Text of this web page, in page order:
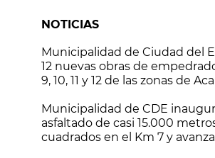
NOTICIAS
Municipalidad de Ciudad del
12 nuevas obras de
9, 10, 11 y 12 de las zonas de
Municipalidad de CDE
asfaltado de casi 15.000
cuadrados en el Km 7 y